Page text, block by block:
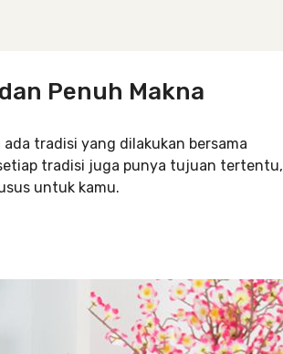
Penuh Makna
tradisi yang dilakukan bersama
tradisi juga punya tujuan tertentu,
untuk kamu.